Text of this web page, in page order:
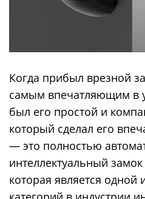
Когда прибыл врезной
самым впечатляющим в
был его простой и
который сделал его
— это полностью
интеллектуальный
которая является одной